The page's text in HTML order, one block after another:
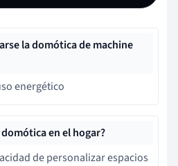
la domótica de machine
energético
en el hogar?
de personalizar espacios